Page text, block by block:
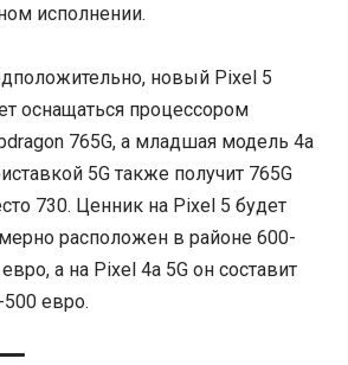
исполнении.
новый Pixel 5
оснащаться процессором
765G, а младшая модель 4a
5G также получит 765G
730. Ценник на Pixel 5 будет
расположен в районе 600-
а на Pixel 4a 5G он составит
евро.